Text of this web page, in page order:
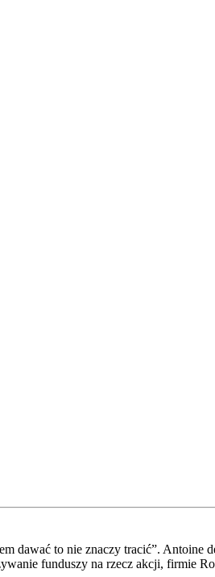
dawać to nie znaczy tracić”. Antoine
funduszy na rzecz akcji, firmie